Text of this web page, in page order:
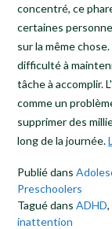
concentré, ce
certaines
sur la même
difficulté à
tâche à accomplir.
comme un
supprimer des
long de la journée.
Publié dans
Preschoolers
Tagué dans ADHD,
inattention